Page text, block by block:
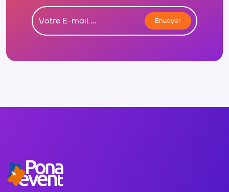
Envoyer